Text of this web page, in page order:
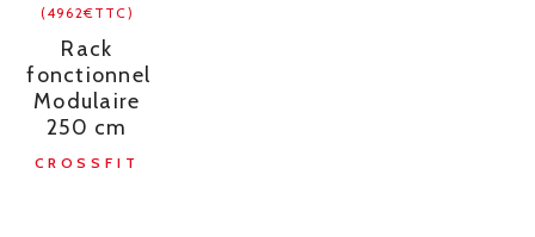
(4962€TTC)
Rack
fonctionnel
Modulaire
250 cm
CROSSFIT